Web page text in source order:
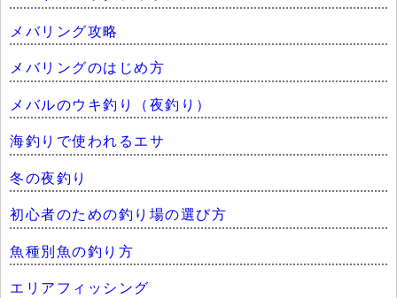
メバリング攻略
メバリングのはじめ方
メバルのウキ釣り（夜釣り）
海釣りで使われるエサ
冬の夜釣り
初心者のための釣り場の選び方
魚種別魚の釣り方
エリアフィッシング